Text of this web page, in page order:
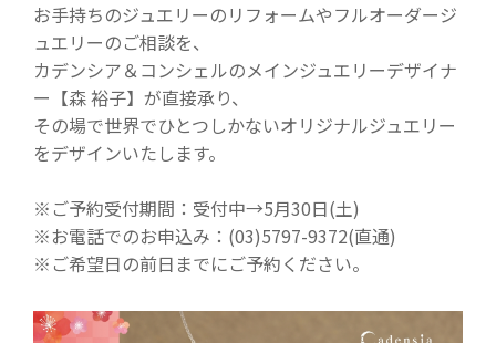
お手持ちのジュエリーのリフォームやフルオーダージ
ュエリーのご相談を、
カデンシア＆コンシェルのメインジュエリーデザイナ
ー【森 裕子】が直接承り、
その場で世界でひとつしかないオリジナルジュエリー
をデザインいたします。
※ご予約受付期間：受付中→5月30日(土)
※お電話でのお申込み：(03)5797-9372(直通)
※ご希望日の前日までにご予約ください。